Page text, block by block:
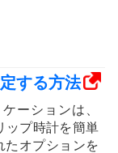
する方法
ーションは、
ップ時計を簡単
たオプションを